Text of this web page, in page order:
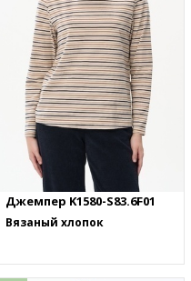
Джемпер K1580-S83.6F01
Вязаный хлопок